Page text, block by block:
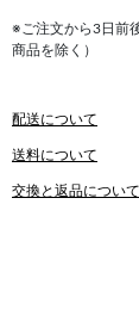
※ご注文から3日前
商品を除く）
配送について
送料について
交換と返品について